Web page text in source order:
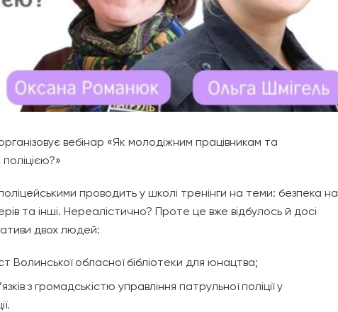
вебінар «Як молодіжним працівникам та
проводить у школі тренінги на теми: безпека на
та інші. Нереалістично? Проте це вже відбулось й досі
двох людей:
Волинської обласної бібліотеки для юнацтва;
з громадськістю управління патрульної поліції у